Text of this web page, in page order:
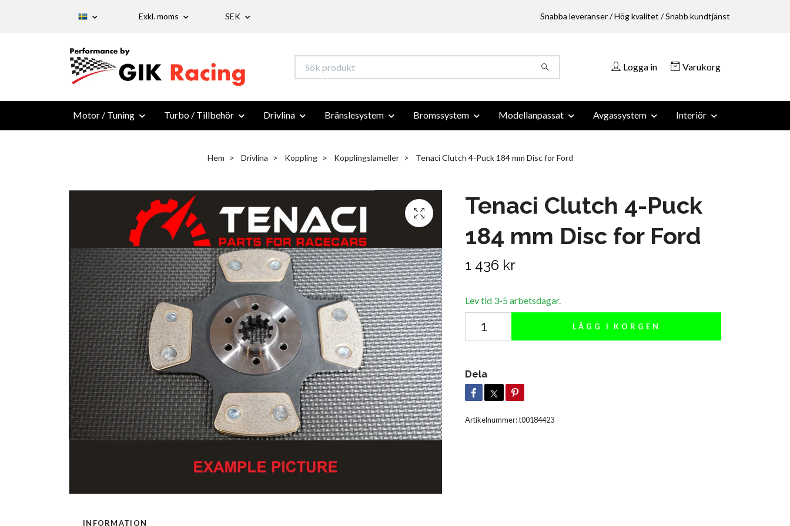
Exkl. moms SEK Snabba leveranser / Hög kvalitet / Snabb kundtjänst
Logga in Varukorg
Motor / Tuning Turbo / Tillbehör Drivlina Bränslesystem Bromssystem Modellanpassat Avgassystem Interiör
Hem Drivlina Koppling Kopplingslameller Tenaci Clutch 4-Puck 184 mm Disc for Ford
Tenaci Clutch 4-Puck
184 mm Disc for Ford
1 436 kr
Lev tid 3-5 arbetsdagar.
LÄGG I KORGEN
Dela
Artikelnummer:t00184423
INFORMATION